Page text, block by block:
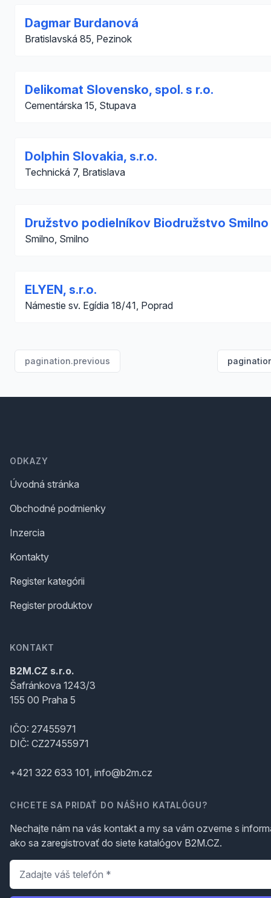
Dagmar Burdanová
Bratislavská 85, Pezinok
Delikomat Slovensko, spol. s r.o.
Cementárska 15, Stupava
Dolphin Slovakia, s.r.o.
Technická 7, Bratislava
Družstvo podielníkov Biodružstvo Smilno
Smilno, Smilno
ELYEN, s.r.o.
Námestie sv. Egídia 18/41, Poprad
pagination.previous
ODKAZY
Úvodná stránka
Obchodné podmienky
Inzercia
Kontakty
Register kategórii
Register produktov
KONTAKT
B2M.CZ s.r.o.
Šafránkova 1243/3
155 00 Praha 5
IČO: 27455971
DIČ: CZ27455971
+421 322 633 101, info@b2m.cz
CHCETE SA PRIDAŤ DO NÁŠHO KATALÓGU?
Nechajte nám na vás kontakt a my sa vám ozveme s
ako sa zaregistrovať do siete katalógov B2M.CZ.
Telefón